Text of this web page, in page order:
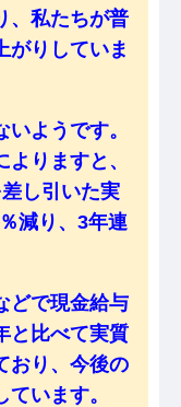
、私たちが普
がりしていま
ようです。
りますと、
し引いた実
減り、3年連
どで現金給与
と比べて実質
おり、今後の
います。